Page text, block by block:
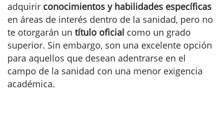
adquirir conocimientos y habilidades específicas
en áreas de interés dentro de la sanidad, pero no
te otorgarán un título oficial como un grado
superior. Sin embargo, son una excelente opción
para aquellos que desean adentrarse en el
campo de la sanidad con una menor exigencia
académica.